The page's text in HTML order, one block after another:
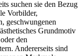
suchen sie den Bezug
Vorbilder,
geschwungenen
Grundmotiv
den
Andererseits sind